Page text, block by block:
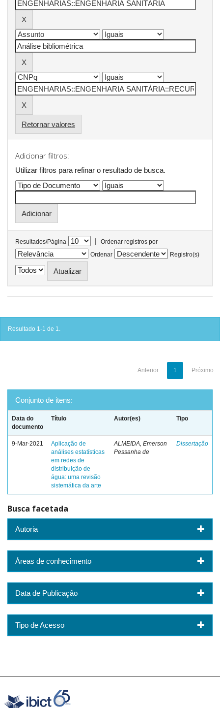
Retornar valores
Adicionar filtros:
Utilizar filtros para refinar o resultado de busca.
Resultados/Página |
Ordenar registros por
Ordenar
Registro(s)
Resultado 1-1 de 1.
Anterior 1 Próximo
Conjunto de itens:
Data do
documento
Título Autor(es) Tipo
9-Mar-2021
Aplicação de
análises estatísticas
em redes de
distribuição de
água: uma revisão
sistemática da arte
ALMEIDA, Emerson
Pessanha de
Dissertação
Busca facetada
Autoria
Áreas de conhecimento
Data de Publicação
Tipo de Acesso